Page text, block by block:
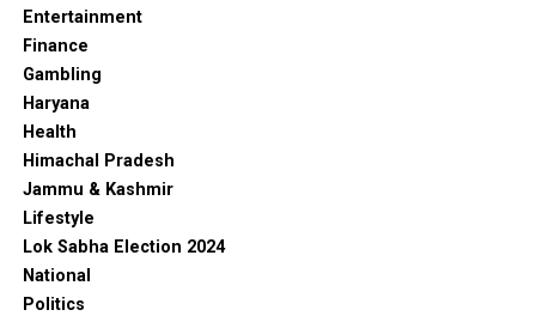
Entertainment
Finance
Gambling
Haryana
Health
Himachal Pradesh
Jammu & Kashmir
Lifestyle
Lok Sabha Election 2024
National
Politics